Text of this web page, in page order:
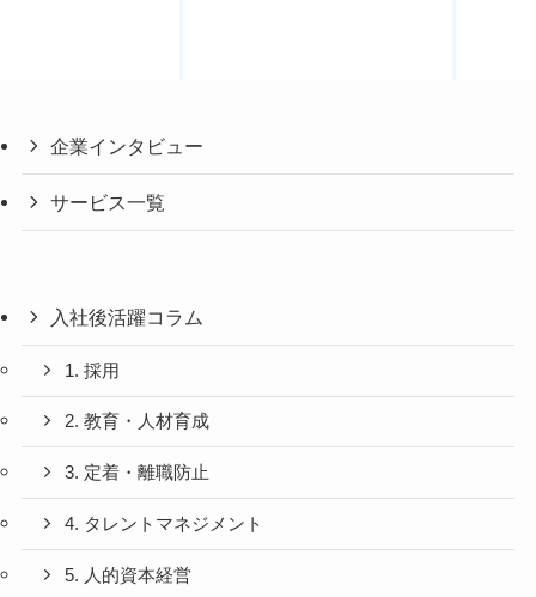
企業インタビュー
サービス一覧
入社後活躍コラム
1. 採用
2. 教育・人材育成
3. 定着・離職防止
4. タレントマネジメント
5. 人的資本経営